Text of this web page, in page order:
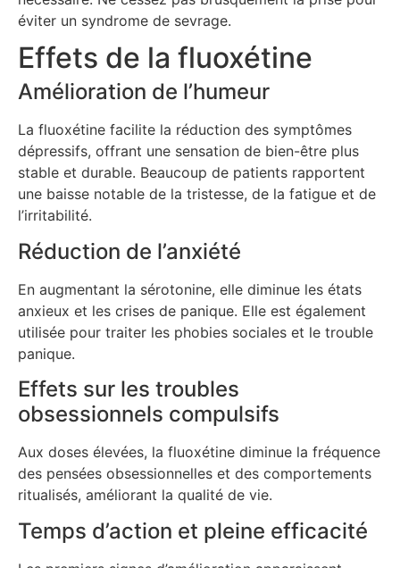
éviter un syndrome de sevrage.
Effets de la fluoxétine
Amélioration de l’humeur
La fluoxétine facilite la réduction des symptômes
dépressifs, offrant une sensation de bien-être plus
stable et durable. Beaucoup de patients rapportent
une baisse notable de la tristesse, de la fatigue et de
l’irritabilité.
Réduction de l’anxiété
En augmentant la sérotonine, elle diminue les états
anxieux et les crises de panique. Elle est également
utilisée pour traiter les phobies sociales et le trouble
panique.
Effets sur les troubles
obsessionnels compulsifs
Aux doses élevées, la fluoxétine diminue la fréquence
des pensées obsessionnelles et des comportements
ritualisés, améliorant la qualité de vie.
Temps d’action et pleine efficacité